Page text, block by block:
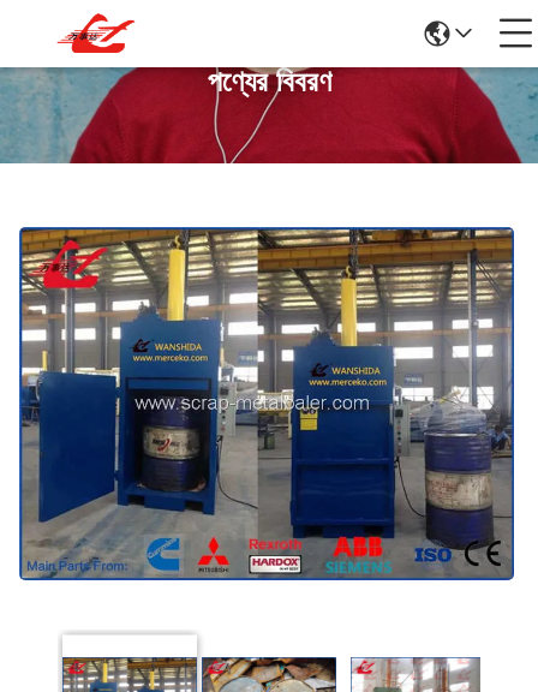
পণ্যের বিবরণ